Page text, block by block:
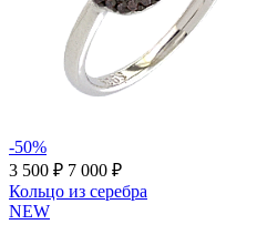
-50%
3 500 ₽ 7 000 ₽
Кольцо из серебра
NEW